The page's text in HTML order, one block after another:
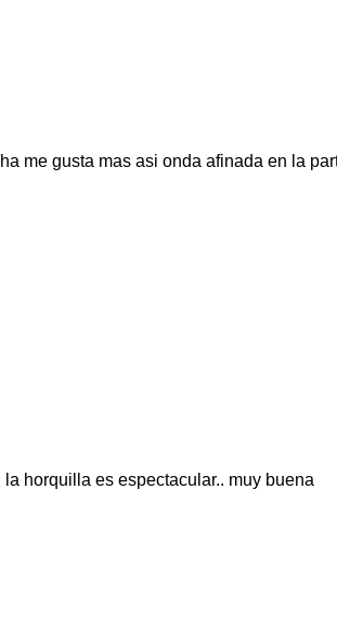
me gusta mas asi onda afinada en la
horquilla es espectacular.. muy buena